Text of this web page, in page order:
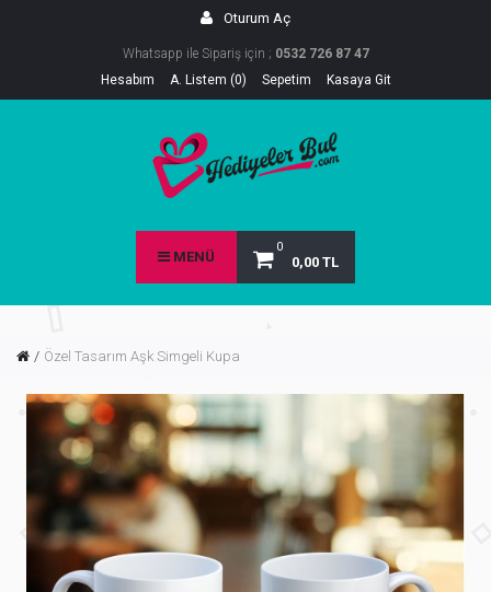
Oturum Aç
Whatsapp ile Sipariş için ; 0532 726 87 47
Hesabım
A. Listem (0) Sepetim Kasaya Git
0
0,00 TL
MENÜ
Özel Tasarım Aşk Simgeli Kupa